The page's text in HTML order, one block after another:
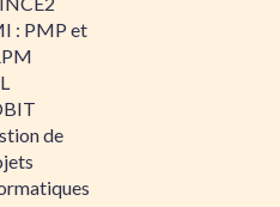
: PMP et
de